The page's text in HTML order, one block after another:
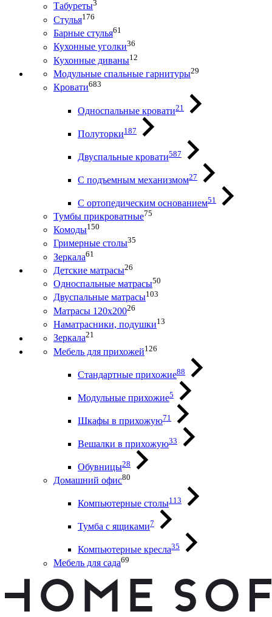
Табуреты3
Стулья176
Барные стулья61
Кухонные уголки36
Кухонные диваны12
Модульные спальные гарнитуры29
Кровати683
Односпальные кровати21
Полуторки187
Двуспальные кровати587
С подъемным механизмом27
С ортопедическим основанием51
Тумбы прикроватные75
Комоды150
Гримерные столы35
Зеркала61
Детские матрасы26
Односпальные матрасы50
Двуспальные матрасы103
Матрасы 120х20026
Наматрасники, подушки13
Зеркала21
Мебель для прихожей126
Стандартные прихожие88
Модульные прихожие5
Шкафы в прихожую71
Вешалки в прихожую33
Обувницы28
Домашний офис80
Компьютерные столы113
Тумба с ящиками7
Компьютерные кресла35
Мебель для сада69